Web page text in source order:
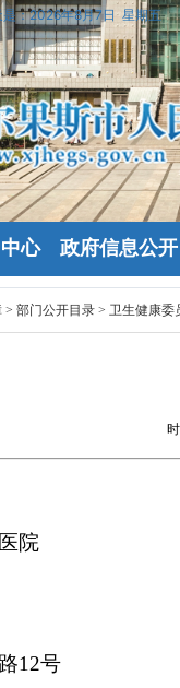
是：2026年8月7日 星期五
心 政府信息公开
> 部门公开目录 > 卫生健康委
院
12号